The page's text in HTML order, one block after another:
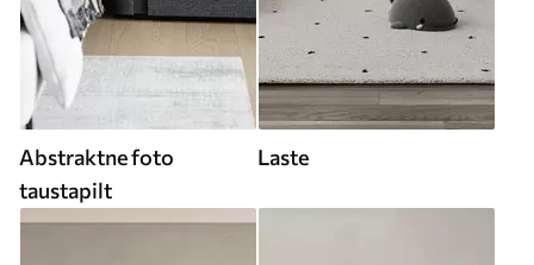
Abstraktne foto
taustapilt
Laste